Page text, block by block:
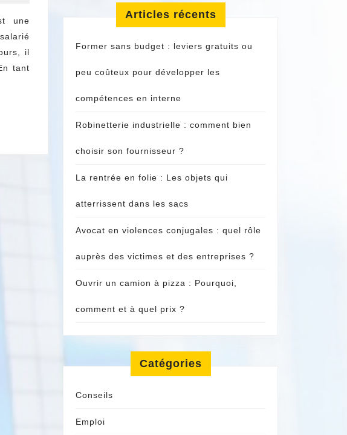
salarial
:
comment
cela
fonctionne
une
il
tant
Articles récents
Former sans budget : leviers gratuits ou
peu coûteux pour développer les
compétences en interne
Robinetterie industrielle : comment bien
choisir son fournisseur ?
La rentrée en folie : Les objets qui
atterrissent dans les sacs
Avocat en violences conjugales : quel rôle
auprès des victimes et des entreprises ?
Ouvrir un camion à pizza : Pourquoi,
comment et à quel prix ?
Catégories
Conseils
Emploi